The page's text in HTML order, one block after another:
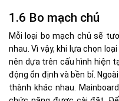
1.6 Bo mạch chủ
Mỗi loại bo mạch chủ sẽ
nhau. Vì vậy, khi lựa chọn
nên dựa trên cấu hình hiện
động ổn định và bền bỉ.
thành khác nhau.